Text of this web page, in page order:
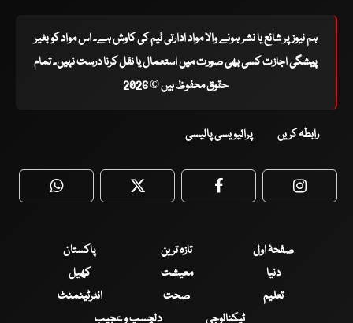
ہم نیوز پر شائع یا نشر ہونے والا مواد ادارتی ٹیم کی کاوش ہے۔ اس مواد کو بغیر
پیشگی اجازت کسی بھی صورت میں استعمال یا نقل کرنا درست نہیں۔ تمام
حقوق محفوظ ہیں © 2026
رابطہ کریں پرائیویسی پالیسی
WhatsApp Twitter Facebook
صفحۂ اول تازہ ترین
پاکستان
دنیا
معیشت
کھیل
تعلیم
صحت
انٹرٹینمنٹ
ٹیکنالوجی
دلچسپ و عجیب